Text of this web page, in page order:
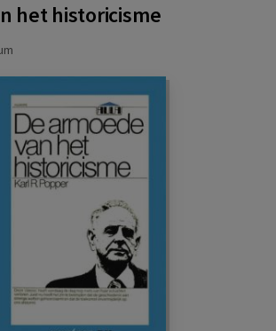
het historicisme